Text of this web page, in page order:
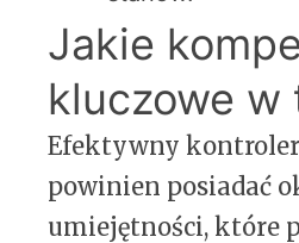
Jakie
kluczowe w
Efektywny
powinien posiadać
umiejętności, które